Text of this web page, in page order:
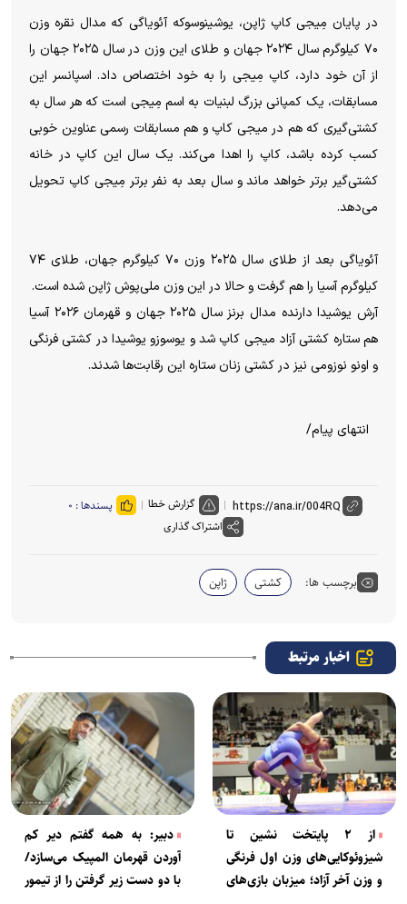
در پایان مِیجی کاپ ژاپن، یوشینوسوکه آئویاگی که مدال نقره وزن
۷۰ کیلوگرم سال ۲۰۲۴ جهان و طلای این وزن در سال ۲۰۲۵ جهان را
از آن خود دارد، کاپ مِیجی را به خود اختصاص داد. اسپانسر این
مسابقات، یک کمپانی بزرگ لبنیات به اسم مِیجی است که هر سال به
کشتی‌گیری که هم در میجی کاپ و هم مسابقات رسمی عناوین خوبی
کسب کرده باشد، کاپ را اهدا می‌کند. یک سال این کاپ در خانه
کشتی‌گیر برتر خواهد ماند و سال بعد به نفر برتر مِیجی کاپ تحویل
می‌دهد.
آئویاگی بعد از طلای سال ۲۰۲۵ وزن ۷۰ کیلوگرم جهان، طلای ۷۴
کیلوگرم آسیا را هم گرفت و حالا در این وزن ملی‌پوش ژاپن شده است.
آرش یوشیدا دارنده مدال برنز سال ۲۰۲۵ جهان و قهرمان ۲۰۲۶ آسیا
هم ستاره کشتی آزاد میجی کاپ شد و یوسوزو یوشیدا در کشتی فرنگی
و اونو نوزومی نیز در کشتی زنان ستاره این رقابت‌ها شدند.
انتهای پیام/
گزارش خطا پسندها : ۰
اشتراک گذاری
برچسب ها: کشتی ژاپن
اخبار مرتبط
از ۲ پایتخت نشین تا
شیزوئوکایی‌های وزن اول فرنگی
و وزن آخر آزاد؛ میزبان بازی‌های
دبیر: به همه گفتم دیر کم
آوردن قهرمان المپیک می‌سازد/
با دو دست زیر گرفتن را از تیمور